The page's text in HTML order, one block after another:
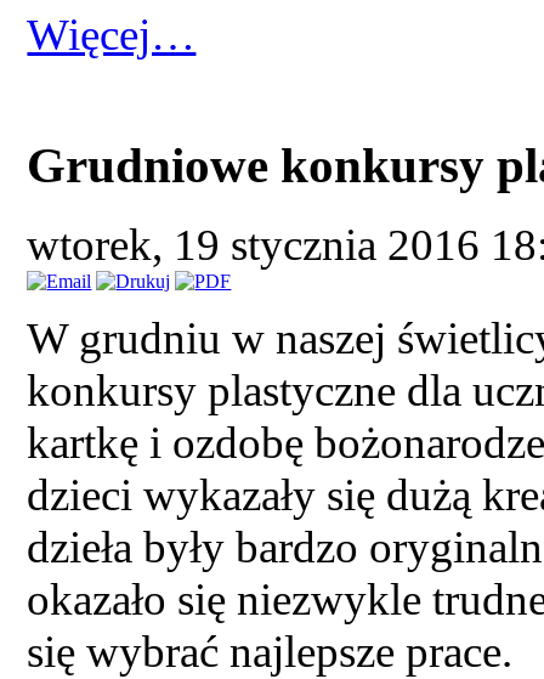
Więcej…
Grudniowe konkursy
wtorek, 19 stycznia 2016
W grudniu w naszej
konkursy plastyczne dla
kartkę i ozdobę
dzieci wykazały się dużą
dzieła były bardzo
okazało się niezwykle
się wybrać najlepsze prace.